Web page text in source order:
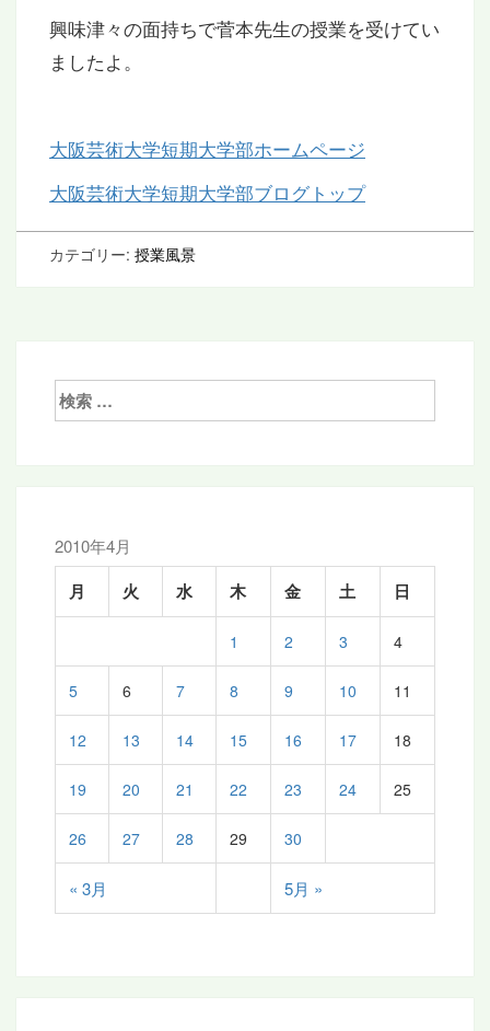
興味津々の面持ちで菅本先生の授業を受けてい
ましたよ。
大阪芸術大学短期大学部ホームページ
大阪芸術大学短期大学部ブログトップ
カテゴリー: 授業風景
検
索:
2010年4月
月 火 水 木 金 土 日
« 3月 5月 »
1 2 3 4
5 6 7 8 9 10 11
12 13 14 15 16 17 18
19 20 21 22 23 24 25
26 27 28 29 30